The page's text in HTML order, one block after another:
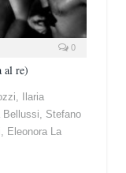
0
al re)
Ilaria
Bellussi, Stefano
Eleonora La